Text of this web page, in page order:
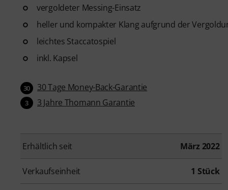
vergoldeter Messing-Einsatz
heller und kompakter Klang aufgrund der
leichtes Staccatospiel
inkl. Kapsel
30 30 Tage Money-Back-Garantie
3 3 Jahre Thomann Garantie
Erhältlich seit März 2022
Verkaufseinheit 1 Stück